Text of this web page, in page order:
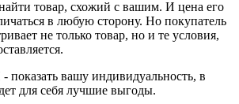
товар, схожий с вашим. И цена его
в любую сторону. Но покупатель
не только товар, но и те условия,
вашу индивидуальность, в
для себя лучшие выгоды.